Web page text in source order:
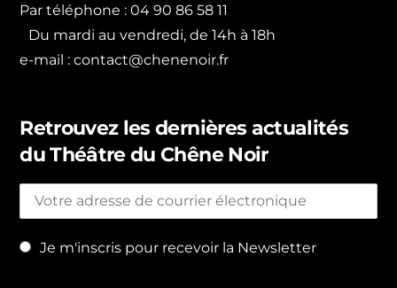
Par téléphone : 04 90 86 58 11
Du mardi au vendredi, de 14h à 18h
e-mail :contact@chenenoir.fr
Retrouvez les dernières actualités
du Théâtre du Chêne Noir
Je m'inscris pour recevoir la Newsletter